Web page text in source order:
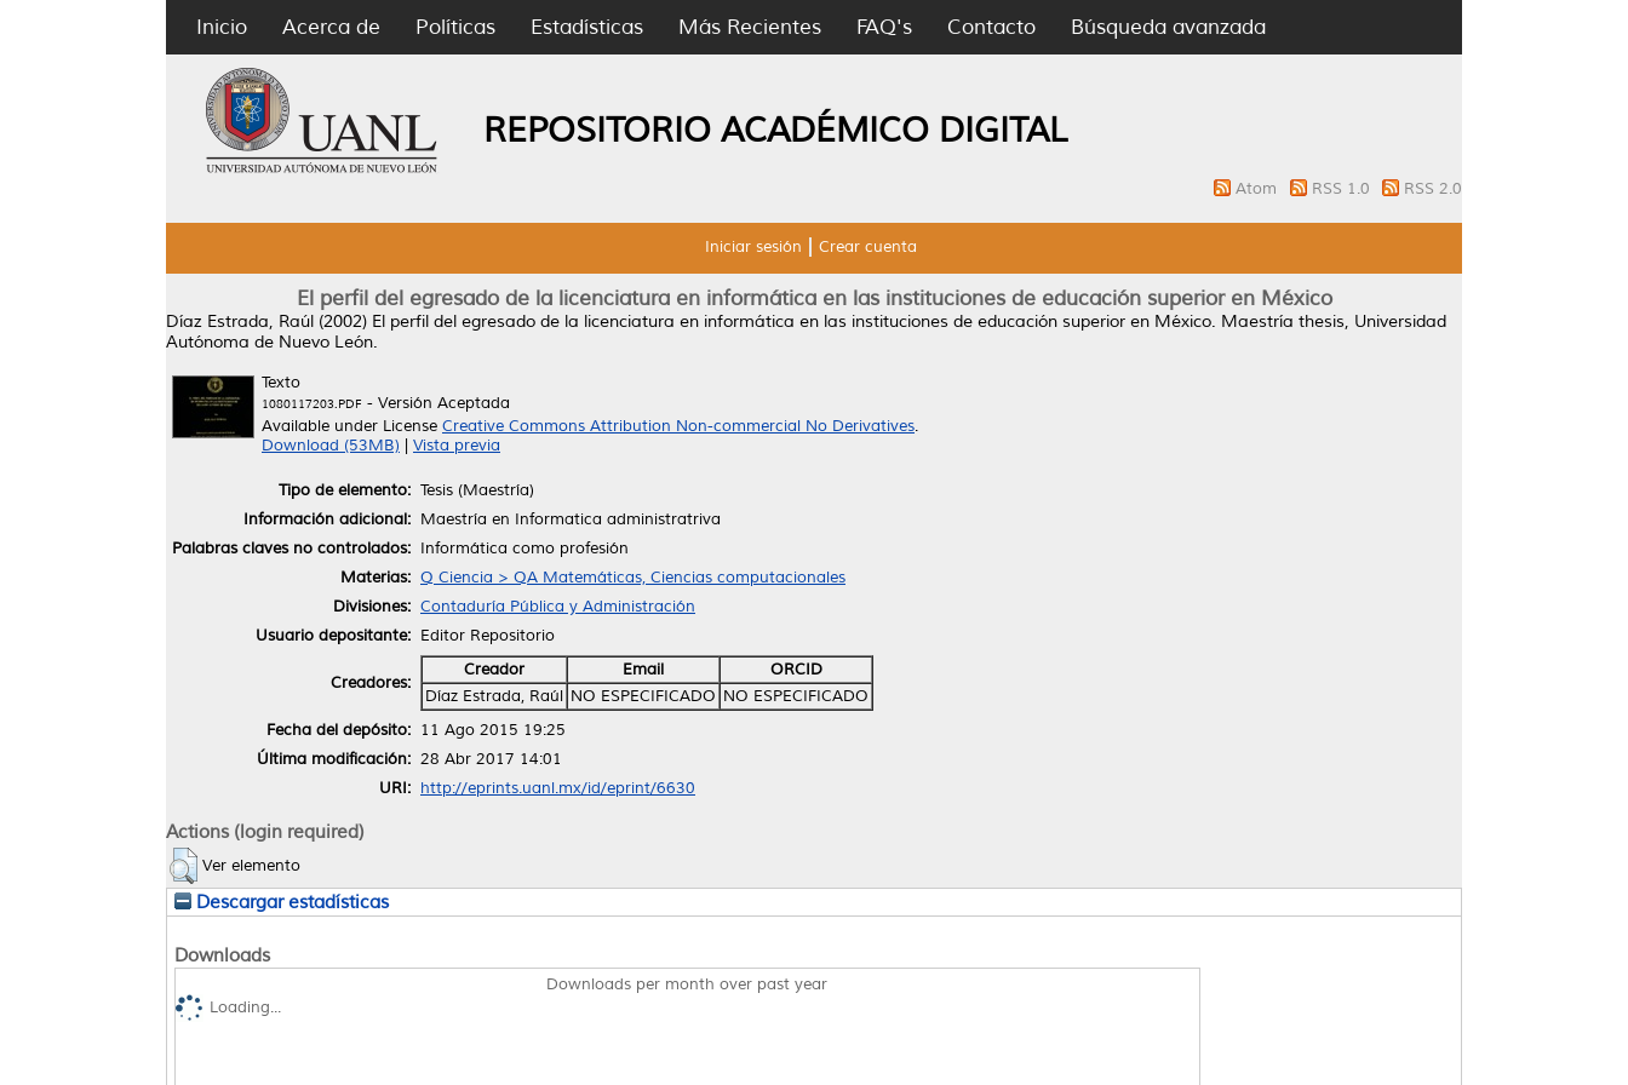
Inicio Acerca de Políticas Estadísticas Más Recientes FAQ's Contacto Búsqueda avanzada
REPOSITORIO ACADÉMICO DIGITAL
Atom RSS 1.0 RSS 2.0
Iniciar sesión Crear cuenta
El perfil del egresado de la licenciatura en informática en las instituciones de educación superior en México
Díaz Estrada, Raúl (2002) El perfil del egresado de la licenciatura en informática en las instituciones de educación superior en México. Maestría thesis, Universidad
Autónoma de Nuevo León.
Texto
1080117203.PDF - Versión Aceptada
Available under License Creative Commons Attribution Non-commercial No Derivatives.
Download (53MB)
Vista previa
Tipo de elemento: Tesis (Maestría)
Información adicional: Maestría en Informatica administratriva
Palabras claves no controlados: Informática como profesión
Materias: Q Ciencia > QA Matemáticas, Ciencias computacionales
Divisiones: Contaduría Pública y Administración
Usuario depositante: Editor Repositorio
Creadores:
Creador Email
ORCID
Díaz Estrada, Raúl NO ESPECIFICADO NO ESPECIFICADO
Fecha del depósito: 11 Ago 2015 19:25
Última modificación: 28 Abr 2017 14:01
URI: http://eprints.uanl.mx/id/eprint/6630
Actions (login required)
Ver elemento
Descargar estadísticas
Downloads
Downloads per month over past year
Loading...